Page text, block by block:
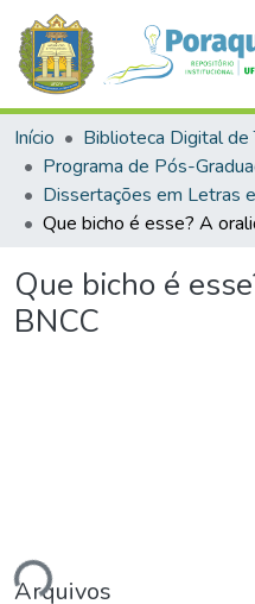
Início
Que bicho é
BNCC
Arquivos